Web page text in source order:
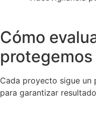
Cómo
Cada proyecto sigue
para garantizar